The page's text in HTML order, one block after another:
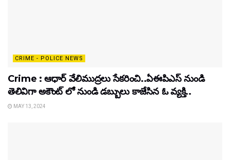
CRIME - POLICE NEWS
Crime : ఆధార్ వేలిముద్రలు సేకరించి..ఏఈపిఎస్ నుండి
తెలివిగా అకౌంట్ లో నుండి డబ్బులు కాజేసిన ఓ వ్యక్తి..
MAY 13, 2024